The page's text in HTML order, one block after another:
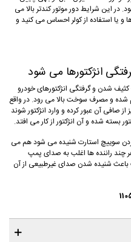
این شرایط دور موتور کندتر بالا می
و یا استفاده از کولر احساس می کنید و
انژکتورها می شود
شدن و گرفتگی انژکتورهای خودرو
شده و مصرف سوخت بالا می رود. در واقع
صافی آن عبور کرده و وارد انژکتور شوند
بسته شده و آن انژکتور از کار می افتد.
سوییچ استارت شنیده می شود هم می
چند راننده ها اغلب به صدای پمپ
شنیده شدن صدای غیرطبیعی از آن